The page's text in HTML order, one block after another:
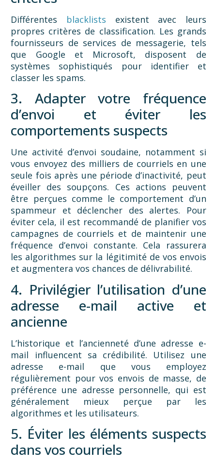
Différentes blacklists existent avec leurs
propres critères de classification. Les grands
fournisseurs de services de messagerie, tels
que Google et Microsoft, disposent de
systèmes sophistiqués pour identifier et
classer les spams.
3. Adapter votre fréquence
d’envoi et éviter les
comportements suspects
Une activité d’envoi soudaine, notamment si
vous envoyez des milliers de courriels en une
seule fois après une période d’inactivité, peut
éveiller des soupçons. Ces actions peuvent
être perçues comme le comportement d’un
spammeur et déclencher des alertes. Pour
éviter cela, il est recommandé de planifier vos
campagnes de courriels et de maintenir une
fréquence d’envoi constante. Cela rassurera
les algorithmes sur la légitimité de vos envois
et augmentera vos chances de délivrabilité.
4. Privilégier l’utilisation d’une
adresse e-mail active et
ancienne
L’historique et l’ancienneté d’une adresse e-
mail influencent sa crédibilité. Utilisez une
adresse e-mail que vous employez
régulièrement pour vos envois de masse, de
préférence une adresse personnelle, qui est
généralement mieux perçue par les
algorithmes et les utilisateurs.
5. Éviter les éléments suspects
dans vos courriels